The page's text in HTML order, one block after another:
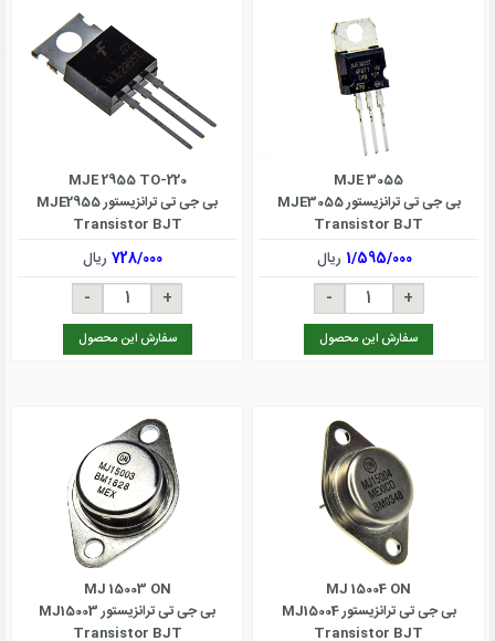
MJE 3055
بی جی تی ترانزیستور MJE3055
Transistor BJT
1/595/000 ریال
سفارش این محصول
MJE 2955 TO-220
بی جی تی ترانزیستور MJE2955
Transistor BJT
728/000ریال
سفارش این محصول
MJ 15004 ON
بی جی تی ترانزیستور MJ15004
Transistor BJT
MJ 15003 ON
بی جی تی ترانزیستور MJ15003
Transistor BJT